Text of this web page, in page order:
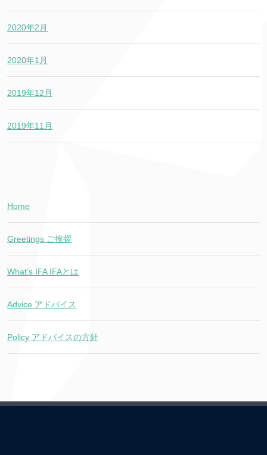
2020年2月
2020年1月
2019年12月
2019年11月
Home
Greetings ご挨拶
What’s IFA IFAとは
Advice アドバイス
Policy アドバイスの方針